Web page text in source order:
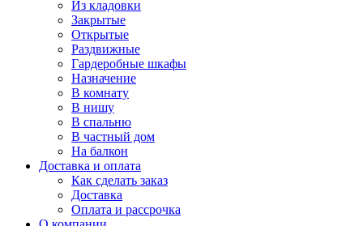
Из кладовки
Закрытые
Открытые
Раздвижные
Гардеробные шкафы
Назначение
В комнату
В нишу
В спальню
В частный дом
На балкон
Доставка и оплата
Как сделать заказ
Доставка
Оплата и рассрочка